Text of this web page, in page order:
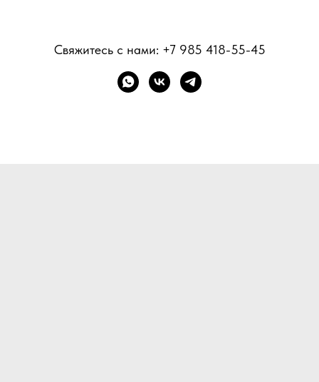
Свяжитесь с нами: +7 985 418-55-45